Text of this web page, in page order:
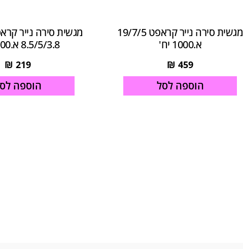
מגשית סירה נייר קראפט 19/7/5
א.1000 יח'
459
₪
הוספה לסל
מגשית סירה נייר
8.5/5/3.8 א.1000 יח'
219
₪
הוספה